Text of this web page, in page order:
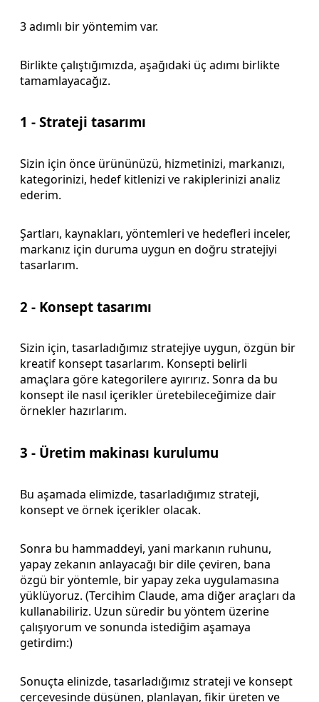
3 adımlı bir yöntemim var.
Birlikte çalıştığımızda, aşağıdaki üç adımı birlikte
tamamlayacağız.
1 - Strateji tasarımı
Sizin için önce ürününüzü, hizmetinizi, markanızı,
kategorinizi, hedef kitlenizi ve rakiplerinizi analiz
ederim.
Şartları, kaynakları, yöntemleri ve hedefleri inceler,
markanız için duruma uygun en doğru stratejiyi
tasarlarım.
2 - Konsept tasarımı
Sizin için, tasarladığımız stratejiye uygun, özgün bir
kreatif konsept tasarlarım. Konsepti belirli
amaçlara göre kategorilere ayırırız. Sonra da bu
konsept ile nasıl içerikler üretebileceğimize dair
örnekler hazırlarım.
3 - Üretim makinası kurulumu
Bu aşamada elimizde, tasarladığımız strateji,
konsept ve örnek içerikler olacak.
Sonra bu hammaddeyi, yani markanın ruhunu,
yapay zekanın anlayacağı bir dile çeviren, bana
özgü bir yöntemle, bir yapay zeka uygulamasına
yüklüyoruz. (Tercihim Claude, ama diğer araçları da
kullanabiliriz. Uzun süredir bu yöntem üzerine
çalışıyorum ve sonunda istediğim aşamaya
getirdim:)
Sonuçta elinizde, tasarladığımız strateji ve konsept
çerçevesinde düşünen, planlayan, fikir üreten ve